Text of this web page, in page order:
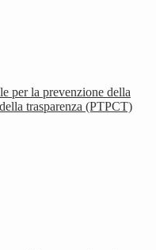
per la prevenzione della
trasparenza (PTPCT)